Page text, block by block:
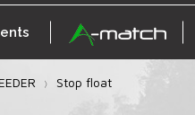
Stop float